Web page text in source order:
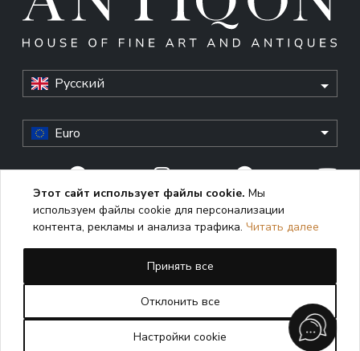
Русский
Euro
© Antiqon, 2026. All rights reserved. “Antiqon” and the
Antiqon logo are registered trademarks of Antiqonart.
Unauthorized use is strictly prohibited.
This website uses cookies to enhance user experience,
analyze performance, and ensure proper functioning. By
continuing to use this site, you consent to the use of cookies
in accordance with ourCookie Policy
Этот сайт использует файлы cookie. Мы
используем файлы cookie для персонализации
контента, рекламы и анализа трафика. Читать далее
Принять все
Отклонить все
Настройки cookie